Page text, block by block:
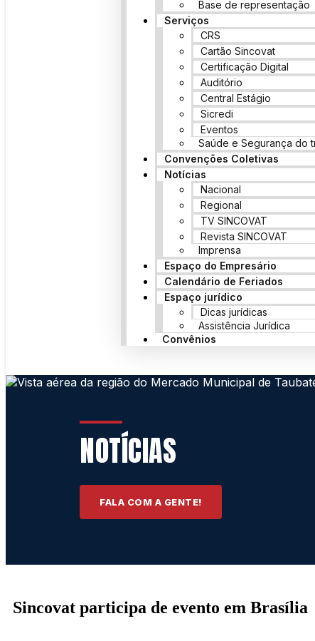
Base de representação
Serviços
CRS
Cartão Sincovat
Certificação Digital
Auditório
Central Estágio
Sicredi
Eventos
Saúde e Segurança do
Convenções Coletivas
Notícias
Nacional
Regional
TV SINCOVAT
Revista SINCOVAT
Imprensa
Espaço do Empresário
Calendário de Feriados
Espaço jurídico
Dicas jurídicas
Assistência Jurídica
Convênios
NOTÍCIAS
FALA COM A GENTE!
Sincovat participa de evento em Brasília